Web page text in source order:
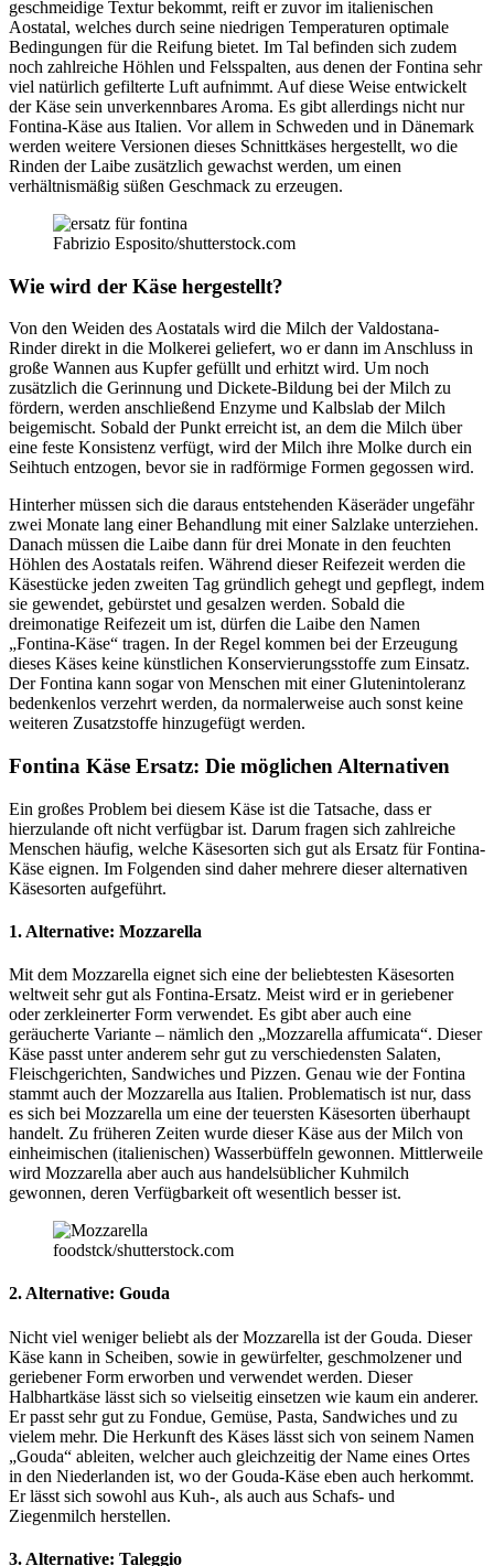
geschmeidige Textur bekommt, reift er zuvor im italienischen
Aostatal, welches durch seine niedrigen Temperaturen optimale
Bedingungen für die Reifung bietet. Im Tal befinden sich zudem
noch zahlreiche Höhlen und Felsspalten, aus denen der Fontina sehr
viel natürlich gefilterte Luft aufnimmt. Auf diese Weise entwickelt
der Käse sein unverkennbares Aroma. Es gibt allerdings nicht nur
Fontina-Käse aus Italien. Vor allem in Schweden und in Dänemark
werden weitere Versionen dieses Schnittkäses hergestellt, wo die
Rinden der Laibe zusätzlich gewachst werden, um einen
verhältnismäßig süßen Geschmack zu erzeugen.
Fabrizio Esposito/shutterstock.com
Wie wird der Käse hergestellt?
Von den Weiden des Aostatals wird die Milch der Valdostana-
Rinder direkt in die Molkerei geliefert, wo er dann im Anschluss in
große Wannen aus Kupfer gefüllt und erhitzt wird. Um noch
zusätzlich die Gerinnung und Dickete-Bildung bei der Milch zu
fördern, werden anschließend Enzyme und Kalbslab der Milch
beigemischt. Sobald der Punkt erreicht ist, an dem die Milch über
eine feste Konsistenz verfügt, wird der Milch ihre Molke durch ein
Seihtuch entzogen, bevor sie in radförmige Formen gegossen wird.
Hinterher müssen sich die daraus entstehenden Käseräder ungefähr
zwei Monate lang einer Behandlung mit einer Salzlake unterziehen.
Danach müssen die Laibe dann für drei Monate in den feuchten
Höhlen des Aostatals reifen. Während dieser Reifezeit werden die
Käsestücke jeden zweiten Tag gründlich gehegt und gepflegt, indem
sie gewendet, gebürstet und gesalzen werden. Sobald die
dreimonatige Reifezeit um ist, dürfen die Laibe den Namen
„Fontina-Käse“ tragen. In der Regel kommen bei der Erzeugung
dieses Käses keine künstlichen Konservierungsstoffe zum Einsatz.
Der Fontina kann sogar von Menschen mit einer Glutenintoleranz
bedenkenlos verzehrt werden, da normalerweise auch sonst keine
weiteren Zusatzstoffe hinzugefügt werden.
Fontina Käse Ersatz: Die möglichen Alternativen
Ein großes Problem bei diesem Käse ist die Tatsache, dass er
hierzulande oft nicht verfügbar ist. Darum fragen sich zahlreiche
Menschen häufig, welche Käsesorten sich gut als Ersatz für Fontina-
Käse eignen. Im Folgenden sind daher mehrere dieser alternativen
Käsesorten aufgeführt.
1. Alternative: Mozzarella
Mit dem Mozzarella eignet sich eine der beliebtesten Käsesorten
weltweit sehr gut als Fontina-Ersatz. Meist wird er in geriebener
oder zerkleinerter Form verwendet. Es gibt aber auch eine
geräucherte Variante – nämlich den „Mozzarella affumicata“. Dieser
Käse passt unter anderem sehr gut zu verschiedensten Salaten,
Fleischgerichten, Sandwiches und Pizzen. Genau wie der Fontina
stammt auch der Mozzarella aus Italien. Problematisch ist nur, dass
es sich bei Mozzarella um eine der teuersten Käsesorten überhaupt
handelt. Zu früheren Zeiten wurde dieser Käse aus der Milch von
einheimischen (italienischen) Wasserbüffeln gewonnen. Mittlerweile
wird Mozzarella aber auch aus handelsüblicher Kuhmilch
gewonnen, deren Verfügbarkeit oft wesentlich besser ist.
foodstck/shutterstock.com
2. Alternative: Gouda
Nicht viel weniger beliebt als der Mozzarella ist der Gouda. Dieser
Käse kann in Scheiben, sowie in gewürfelter, geschmolzener und
geriebener Form erworben und verwendet werden. Dieser
Halbhartkäse lässt sich so vielseitig einsetzen wie kaum ein anderer.
Er passt sehr gut zu Fondue, Gemüse, Pasta, Sandwiches und zu
vielem mehr. Die Herkunft des Käses lässt sich von seinem Namen
„Gouda“ ableiten, welcher auch gleichzeitig der Name eines Ortes
in den Niederlanden ist, wo der Gouda-Käse eben auch herkommt.
Er lässt sich sowohl aus Kuh-, als auch aus Schafs- und
Ziegenmilch herstellen.
3. Alternative: Taleggio